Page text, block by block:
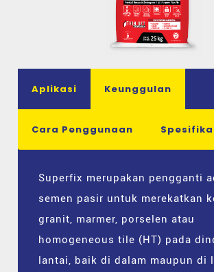
Aplikasi Keunggulan
Cara Penggunaan
Superfix merupakan pengganti
semen pasir untuk merekatkan
granit, marmer, porselen atau
homogeneous tile (HT) pada
lantai, baik di dalam maupun di